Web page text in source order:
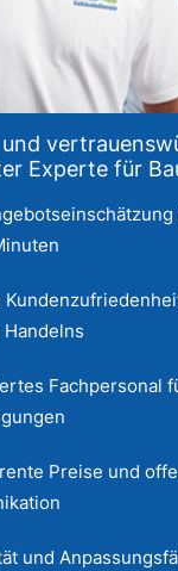
und
Experte für
Fachpersonal
Preise und
und